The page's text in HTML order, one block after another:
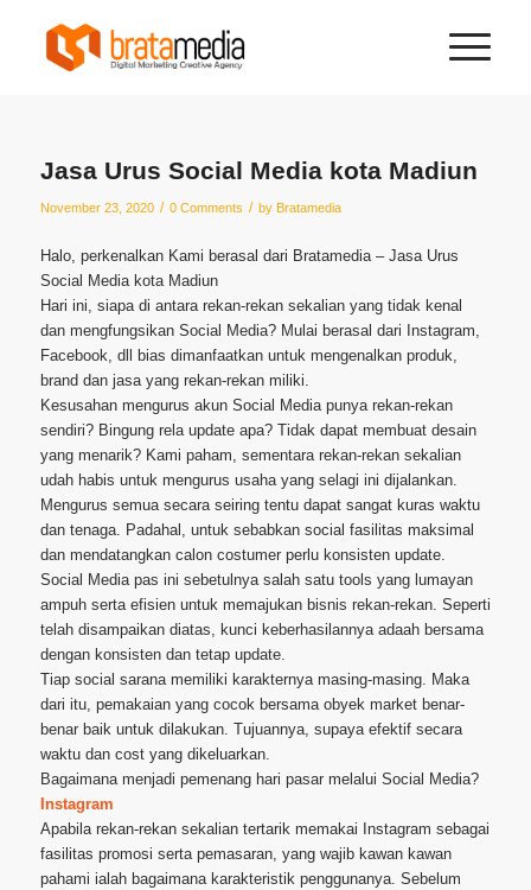
Jasa Urus Social Media kota Madiun
November 23, 2020 / 0 Comments / by Bratamedia
Halo, perkenalkan Kami berasal dari Bratamedia – Jasa Urus
Social Media kota Madiun
Hari ini, siapa di antara rekan-rekan sekalian yang tidak kenal
dan mengfungsikan Social Media? Mulai berasal dari Instagram,
Facebook, dll bias dimanfaatkan untuk mengenalkan produk,
brand dan jasa yang rekan-rekan miliki.
Kesusahan mengurus akun Social Media punya rekan-rekan
sendiri? Bingung rela update apa? Tidak dapat membuat desain
yang menarik? Kami paham, sementara rekan-rekan sekalian
udah habis untuk mengurus usaha yang selagi ini dijalankan.
Mengurus semua secara seiring tentu dapat sangat kuras waktu
dan tenaga. Padahal, untuk sebabkan social fasilitas maksimal
dan mendatangkan calon costumer perlu konsisten update.
Social Media pas ini sebetulnya salah satu tools yang lumayan
ampuh serta efisien untuk memajukan bisnis rekan-rekan. Seperti
telah disampaikan diatas, kunci keberhasilannya adaah bersama
dengan konsisten dan tetap update.
Tiap social sarana memiliki karakternya masing-masing. Maka
dari itu, pemakaian yang cocok bersama obyek market benar-
benar baik untuk dilakukan. Tujuannya, supaya efektif secara
waktu dan cost yang dikeluarkan.
Bagaimana menjadi pemenang hari pasar melalui Social Media?
Instagram
Apabila rekan-rekan sekalian tertarik memakai Instagram sebagai
fasilitas promosi serta pemasaran, yang wajib kawan kawan
pahami ialah bagaimana karakteristik penggunanya. Sebelum